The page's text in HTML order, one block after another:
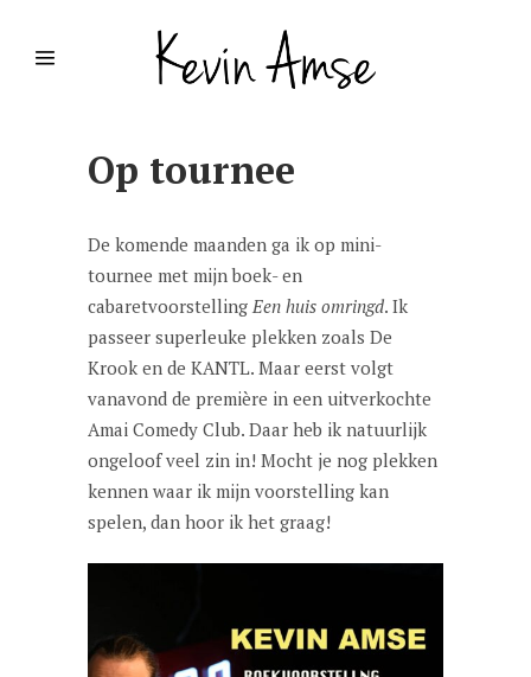
Op tournee
De komende maanden ga ik op mini-
tournee met mijn boek- en
cabaretvoorstelling Een huis omringd. Ik
passeer superleuke plekken zoals De
Krook en de KANTL. Maar eerst volgt
vanavond de première in een uitverkochte
Amai Comedy Club. Daar heb ik natuurlijk
ongeloof veel zin in! Mocht je nog plekken
kennen waar ik mijn voorstelling kan
spelen, dan hoor ik het graag!